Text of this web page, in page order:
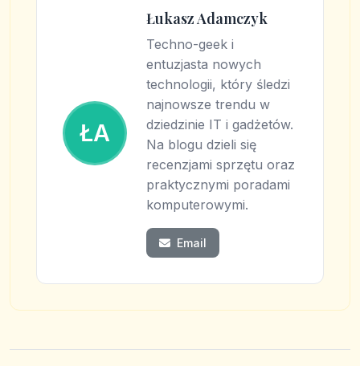
ŁA
Łukasz Adamczyk
Techno-geek i
entuzjasta nowych
technologii, który śledzi
najnowsze trendu w
dziedzinie IT i gadżetów.
Na blogu dzieli się
recenzjami sprzętu oraz
praktycznymi poradami
komputerowymi.
Email